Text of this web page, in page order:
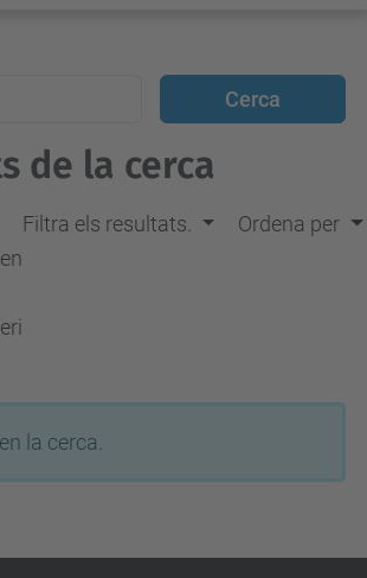
de la cerca
Filtra els resultats. Ordena per
la cerca.